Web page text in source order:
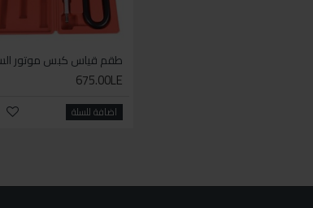
675.00LE
اضافة للسلة